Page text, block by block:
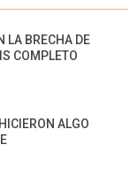
LA BRECHA DE
COMPLETO
ALGO